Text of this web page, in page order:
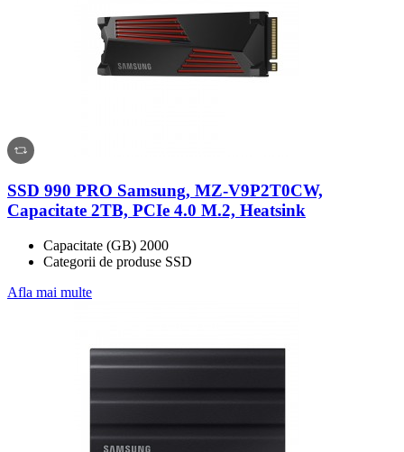
SSD 990 PRO Samsung, MZ-V9P2T0CW,
Capacitate 2TB, PCIe 4.0 M.2, Heatsink
Capacitate (GB) 2000
Categorii de produse SSD
Afla mai multe